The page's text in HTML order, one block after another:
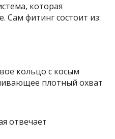
которая
Сам фитинг состоит из:
кольцо с косым
плотный охват
отвечает